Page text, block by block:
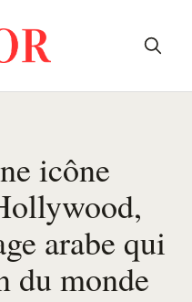
icône
arabe qui
du monde